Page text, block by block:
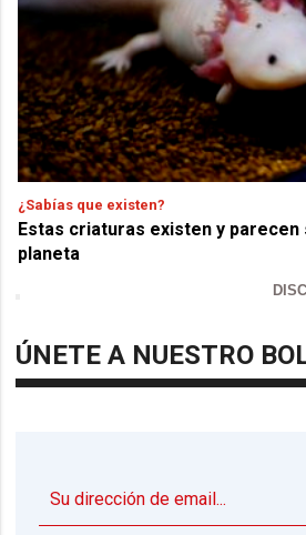
¿Sabías que existen?
Estas criaturas existen y parecen
planeta
ÚNETE A NUESTRO